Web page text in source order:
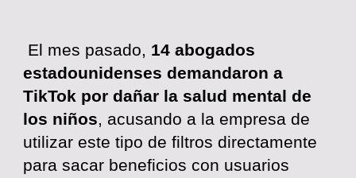
El mes pasado, 14 abogados
estadounidenses demandaron a
TikTok por dañar la salud mental de
los niños, acusando a la empresa de
utilizar este tipo de filtros directamente
para sacar beneficios con usuarios